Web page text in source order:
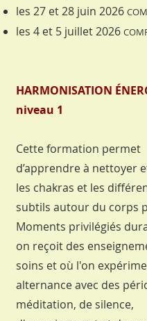
les 27 et 28 juin 2026
les 4 et 5 juillet 2026
HARMONISATION
niveau 1
Cette formation permet
d’apprendre à nettoyer
les chakras et les
subtils autour du corps
Moments privilégiés
on reçoit des
soins et où l'on
alternance avec des
méditation, de silence,